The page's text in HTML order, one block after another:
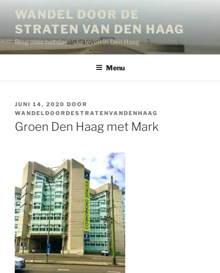
inhoud
WANDEL DOOR DE
STRATEN VAN DEN HAAG
Blog over het dagelijks leven in Den Haag
Menu
GEPLAATST
OP
JUNI 14, 2020 DOOR
WANDELDOORDESTRATENVANDENHAAG
Groen Den Haag met Mark